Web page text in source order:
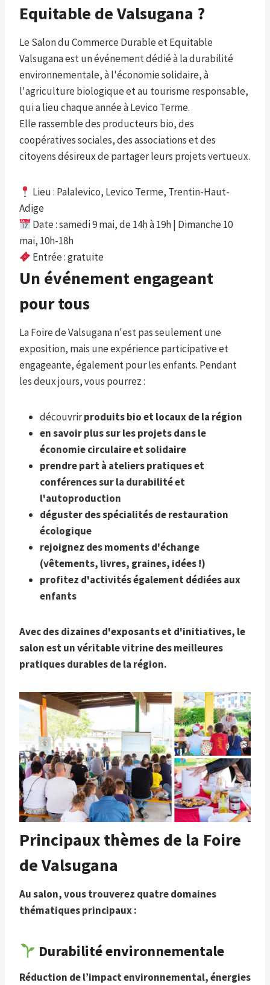
Equitable de Valsugana ?
Le Salon du Commerce Durable et Equitable
Valsugana est un événement dédié à la durabilité
environnementale, à l'économie solidaire, à
l'agriculture biologique et au tourisme responsable,
qui a lieu chaque année à Levico Terme.
Elle rassemble des producteurs bio, des
coopératives sociales, des associations et des
citoyens désireux de partager leurs projets vertueux.
Lieu : Palalevico, Levico Terme, Trentin-Haut-
Adige
Date : samedi 9 mai, de 14h à 19h | Dimanche 10
mai, 10h-18h
Entrée : gratuite
Un événement engageant
pour tous
La Foire de Valsugana n'est pas seulement une
exposition, mais une expérience participative et
engageante, également pour les enfants. Pendant
les deux jours, vous pourrez :
découvrirproduits bio et locaux de la région
en savoir plus sur les projets dans le
économie circulaire et solidaire
prendre part à ateliers pratiques et
conférences sur la durabilité et
l'autoproduction
déguster des spécialités derestauration
écologique
rejoignez des moments d'échange
(vêtements, livres, graines, idées !)
profitez d'activités également dédiées aux
enfants
Avec des dizaines d'exposants et d'initiatives, le
salon est un véritablevitrine des meilleures
pratiques durables de la région.
Principaux thèmes de la Foire
de Valsugana
Au salon, vous trouverez quatre domaines
thématiques principaux :
Durabilité environnementale
Réduction de l’impact environnemental, énergies